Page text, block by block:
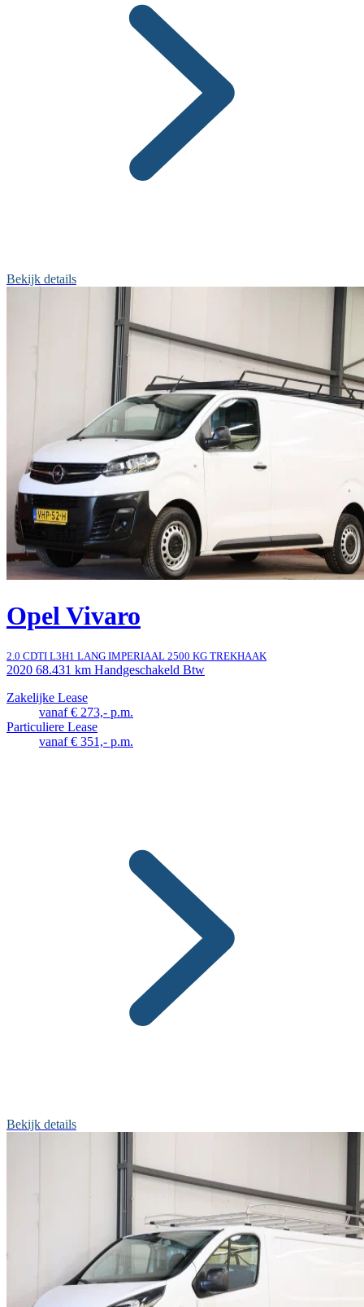
Bekijk details
Opel Vivaro
2.0 CDTI L3H1 LANG IMPERIAAL 2500 KG TREKHAAK
2020 68.431 km Handgeschakeld Btw
Zakelijke Lease
vanaf € 273,- p.m.
Particuliere Lease
vanaf € 351,- p.m.
Bekijk details